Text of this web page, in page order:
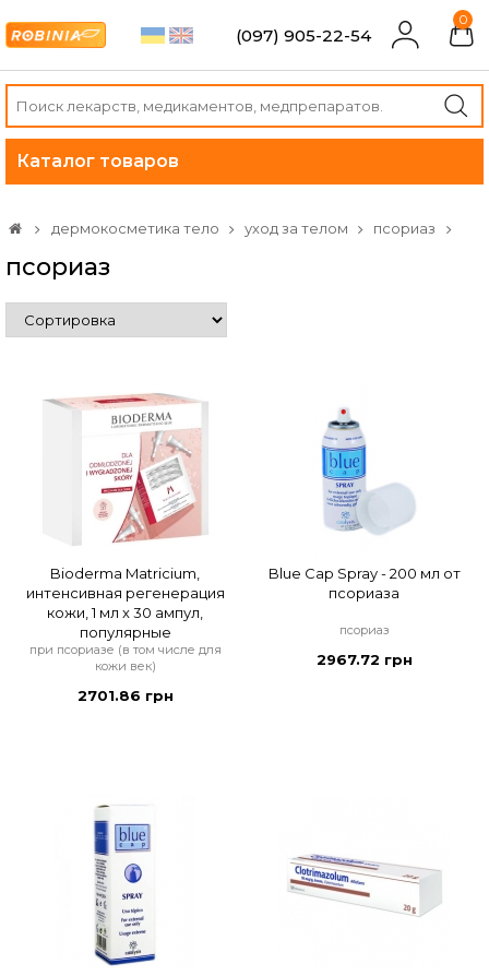
(097) 905-22-54
0
Каталог товаров
дермокосметика тело уход за телом псориаз
псориаз
Bioderma Matricium,
интенсивная регенерация
кожи, 1 мл x 30 ампул,
популярные
при псориазе (в том числе для
кожи век)
2701.86 грн
Blue Cap Spray - 200 мл от
псориаза
псориаз
2967.72 грн